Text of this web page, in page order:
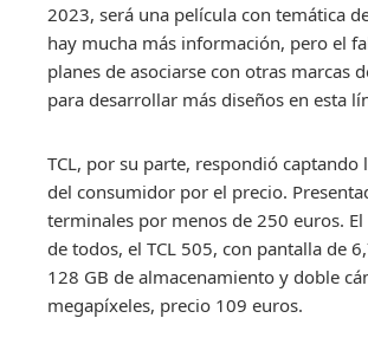
2023, será una película con temática
hay mucha más información, pero el
planes de asociarse con otras marcas
para desarrollar más diseños en esta
TCL, por su parte, respondió captando
del consumidor por el precio.
terminales por menos de 250 euros.
de todos, el TCL 505, con pantalla de
128 GB de almacenamiento y doble
megapíxeles, precio 109 euros.